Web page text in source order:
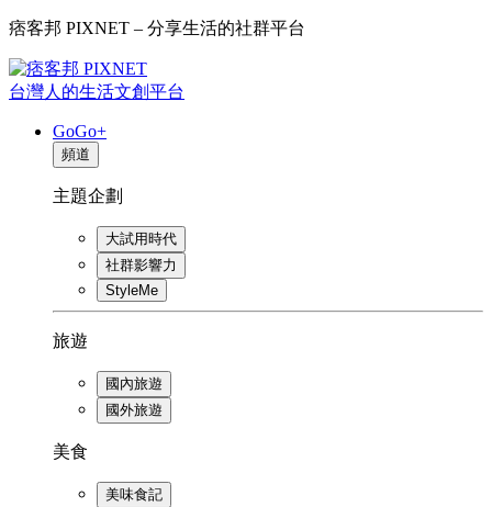
痞客邦 PIXNET – 分享生活的社群平台
台灣人的生活文創平台
GoGo+
頻道
主題企劃
大試用時代
社群影響力
StyleMe
旅遊
國內旅遊
國外旅遊
美食
美味食記